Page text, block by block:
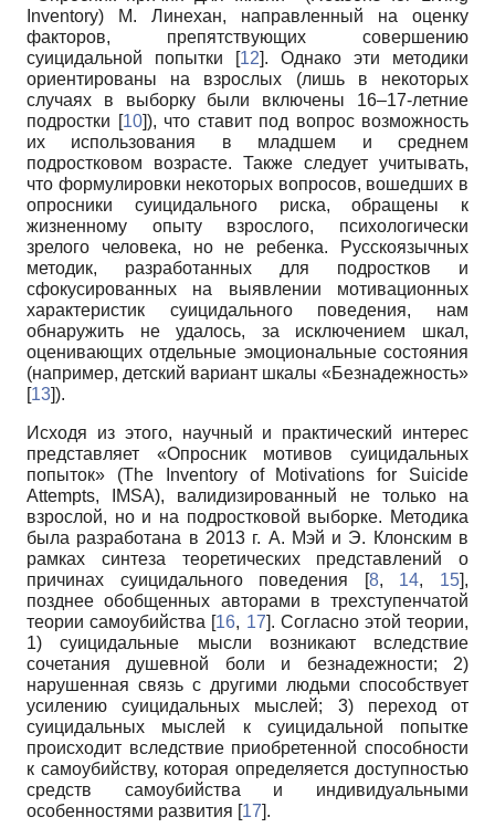
Inventory) М. Линехан, направленный на оценку
факторов, препятствующих совершению
суицидальной попытки [12]. Однако эти методики
ориентированы на взрослых (лишь в некоторых
случаях в выборку были включены 16–17-летние
подростки [10]), что ставит под вопрос возможность
их использования в младшем и среднем
подростковом возрасте. Также следует учитывать,
что формулировки некоторых вопросов, вошедших в
опросники суицидального риска, обращены к
жизненному опыту взрослого, психологически
зрелого человека, но не ребенка. Русскоязычных
методик, разработанных для подростков и
сфокусированных на выявлении мотивационных
характеристик суицидального поведения, нам
обнаружить не удалось, за исключением шкал,
оценивающих отдельные эмоциональные состояния
(например, детский вариант шкалы «Безнадежность»
[13]).
Исходя из этого, научный и практический интерес
представляет «Опросник мотивов суицидальных
попыток» (The Inventory of Motivations for Suicide
Attempts, IMSA), валидизированный не только на
взрослой, но и на подростковой выборке. Методика
была разработана в 2013 г. A. Мэй и Э. Клонским в
рамках синтеза теоретических представлений о
причинах суицидального поведения [8, 14, 15],
позднее обобщенных авторами в трехступенчатой
теории самоубийства [16, 17]. Согласно этой теории,
1) суицидальные мысли возникают вследствие
сочетания душевной боли и безнадежности; 2)
нарушенная связь с другими людьми способствует
усилению суицидальных мыслей; 3) переход от
суицидальных мыслей к суицидальной попытке
происходит вследствие приобретенной способности
к самоубийству, которая определяется доступностью
средств самоубийства и индивидуальными
особенностями развития [17].